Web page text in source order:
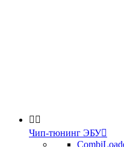
 
Чип-тюнинг ЭБУ